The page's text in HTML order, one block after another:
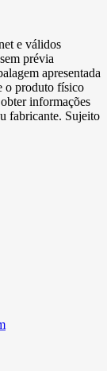
e válidos
prévia
apresentada
o produto físico
informações
fabricante. Sujeito